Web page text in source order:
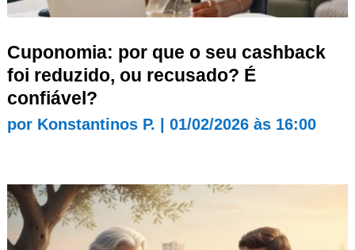
Cuponomia: por que o seu cashback
foi reduzido, ou recusado? É
confiável?
por Konstantinos P. 01/02/2026 às 16:00